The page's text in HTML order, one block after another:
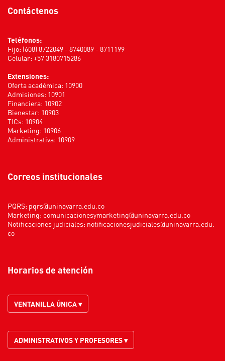
Contáctenos
Teléfonos:
Fijo: (608) 8722049 - 8740089 - 8711199
Celular: +57 3180715286
Extensiones:
Oferta académica: 10900
Admisiones: 10901
Financiera: 10902
Bienestar: 10903
TICs: 10904
Marketing: 10906
Administrativa: 10909
Correos institucionales
PQRS: pqrs@uninavarra.edu.co
Marketing: comunicacionesymarketing@uninavarra.edu.co
Notificaciones judiciales: notificacionesjudiciales@uninavarra.edu.
co
Horarios de atención
VENTANILLA ÚNICA ▾
ADMINISTRATIVOS Y PROFESORES ▾